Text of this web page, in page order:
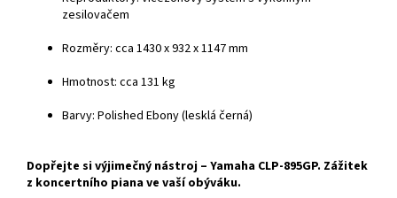
zesilovačem
Rozměry: cca 1430x932x1147mm
Hmotnost: cca 131 kg
Barvy: Polished Ebony (lesklá černá)
Dopřejte sivýjimečný nástroj – Yamaha CLP-895GP. Zážitek
z koncertního pianave vašíobýváku.